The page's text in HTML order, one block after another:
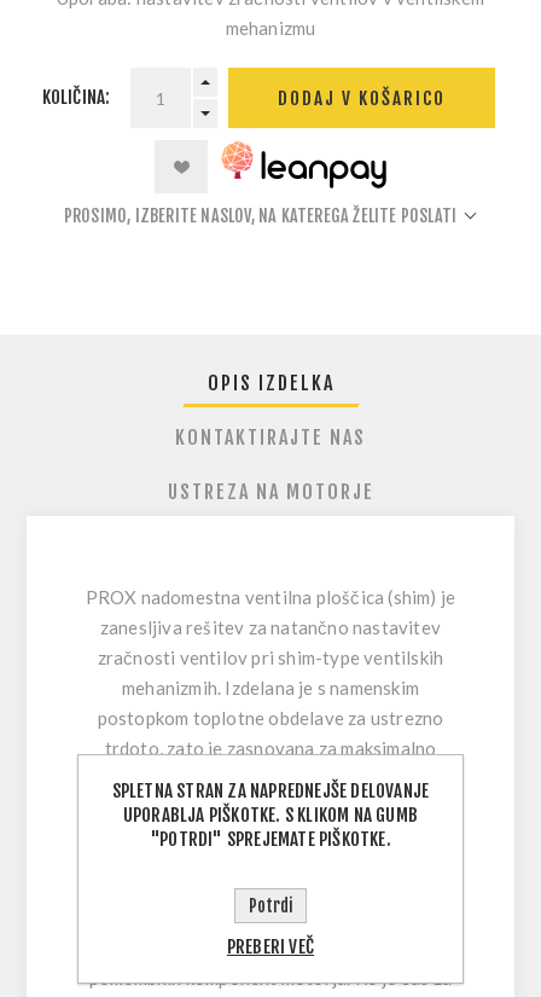
mehanizmu
KOLIČINA: DODAJ V KOŠARICO
PROSIMO, IZBERITE NASLOV, NA KATEREGA ŽELITE POSLATI
OPIS IZDELKA
KONTAKTIRAJTE NAS
USTREZA NA MOTORJE
PROX nadomestna ventilna ploščica (shim) je
zanesljiva rešitev za natančno nastavitev
zračnosti ventilov pri shim-type ventilskih
mehanizmih. Izdelana je s namenskim
postopkom toplotne obdelave za ustrezno
trdoto, zato je zasnovana za maksimalno
vzdržljivost in manjšo obrabo skozi čas.
Precizna obdelava zagotavlja, da ploščica
ustreza točnim meram, tako da lahko zračnost
Pravilna zračnost ventilov je ključna za lahek
zagon, konstantno delovanje in zaščito
pomembnih komponent motorja. Ko je čas za
SPLETNA STRAN ZA NAPREDNEJŠE DELOVANJE
UPORABLJA PIŠKOTKE. S KLIKOM NA GUMB
"POTRDI" SPREJEMATE PIŠKOTKE.
Potrdi
PREBERI VEČ